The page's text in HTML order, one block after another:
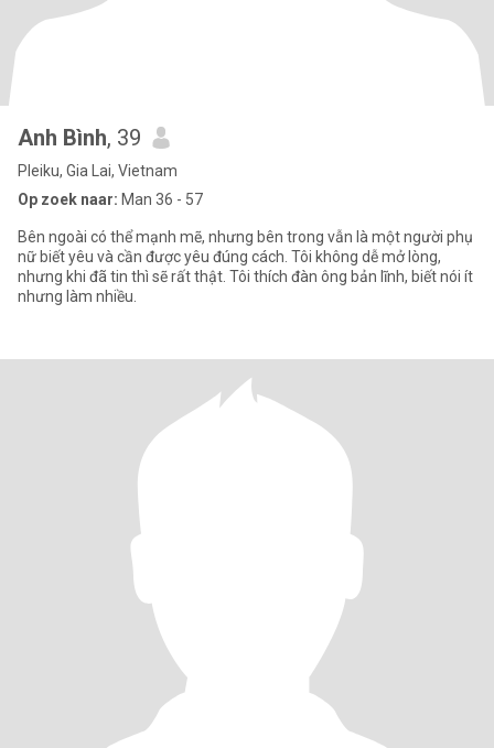
Anh Bình, 39
Pleiku, Gia Lai, Vietnam
Op zoek naar: Man 36 - 57
Bên ngoài có thể mạnh mẽ, nhưng bên trong vẫn là một người phụ
nữ biết yêu và cần được yêu đúng cách. Tôi không dễ mở lòng,
nhưng khi đã tin thì sẽ rất thật. Tôi thích đàn ông bản lĩnh, biết nói ít
nhưng làm nhiều.